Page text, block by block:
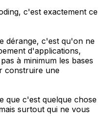
c'est exactement ce
dérange, c'est qu'on ne
d'applications,
à minimum les bases
construire une
que c'est quelque chose
surtout qui ne vous